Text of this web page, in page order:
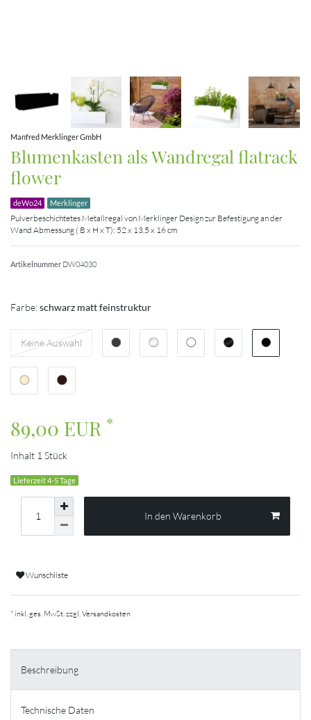
Manfred Merklinger GmbH
Blumenkasten als Wandregal flatrack
flower
deWo24 Merklinger
Pulverbeschichtetes Metallregal von Merklinger Design zur Befestigung an der
Wand Abmessung ( B x H x T): 52 x 13,5 x 16 cm
Artikelnummer DW04030
Farbe:schwarz matt feinstruktur
Keine Auswahl
89,00 EUR *
Inhalt 1 Stück
Lieferzeit 4-5 Tage
In den Warenkorb
Wunschliste
* inkl. ges. MwSt. zzgl. Versandkosten
Beschreibung
Technische Daten